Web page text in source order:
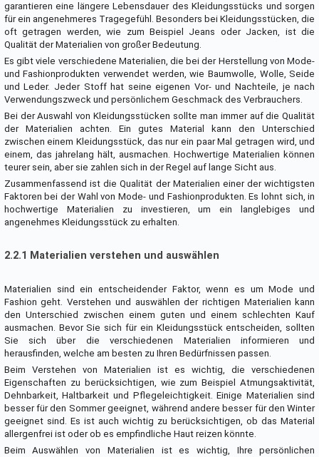
garantieren eine längere Lebensdauer des Kleidungsstücks und sorgen
für ein angenehmeres Tragegefühl. Besonders bei Kleidungsstücken, die
oft getragen werden, wie zum Beispiel Jeans oder Jacken, ist die
Qualität der Materialien von großer Bedeutung.
Es gibt viele verschiedene Materialien, die bei der Herstellung von Mode-
und Fashionprodukten verwendet werden, wie Baumwolle, Wolle, Seide
und Leder. Jeder Stoff hat seine eigenen Vor- und Nachteile, je nach
Verwendungszweck und persönlichem Geschmack des Verbrauchers.
Bei der Auswahl von Kleidungsstücken sollte man immer auf die Qualität
der Materialien achten. Ein gutes Material kann den Unterschied
zwischen einem Kleidungsstück, das nur ein paar Mal getragen wird, und
einem, das jahrelang hält, ausmachen. Hochwertige Materialien können
teurer sein, aber sie zahlen sich in der Regel auf lange Sicht aus.
Zusammenfassend ist die Qualität der Materialien einer der wichtigsten
Faktoren bei der Wahl von Mode- und Fashionprodukten. Es lohnt sich, in
hochwertige Materialien zu investieren, um ein langlebiges und
angenehmes Kleidungsstück zu erhalten.
2.2.1 Materialien verstehen und auswählen
Materialien sind ein entscheidender Faktor, wenn es um Mode und
Fashion geht. Verstehen und auswählen der richtigen Materialien kann
den Unterschied zwischen einem guten und einem schlechten Kauf
ausmachen. Bevor Sie sich für ein Kleidungsstück entscheiden, sollten
Sie sich über die verschiedenen Materialien informieren und
herausfinden, welche am besten zu Ihren Bedürfnissen passen.
Beim Verstehen von Materialien ist es wichtig, die verschiedenen
Eigenschaften zu berücksichtigen, wie zum Beispiel Atmungsaktivität,
Dehnbarkeit, Haltbarkeit und Pflegeleichtigkeit. Einige Materialien sind
besser für den Sommer geeignet, während andere besser für den Winter
geeignet sind. Es ist auch wichtig zu berücksichtigen, ob das Material
allergenfrei ist oder ob es empfindliche Haut reizen könnte.
Beim Auswählen von Materialien ist es wichtig, Ihre persönlichen